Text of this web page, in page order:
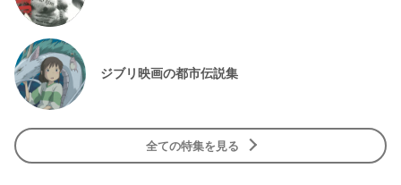
ジブリ映画の都市伝説集
全ての特集を見る